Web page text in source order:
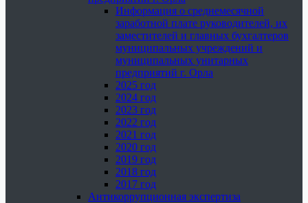
Информация о среднемесячной
заработной плате руководителей, их
заместителей и главных бухгалтеров
муниципальных учреждений и
муниципальных унитарных
предприятий г. Орла
2025 год
2024 год
2023 год
2022 год
2021 год
2020 год
2019 год
2018 год
2017 год
Антикоррупционная экспертиза